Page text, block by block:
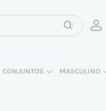
CONJUNTOS MASCULINO